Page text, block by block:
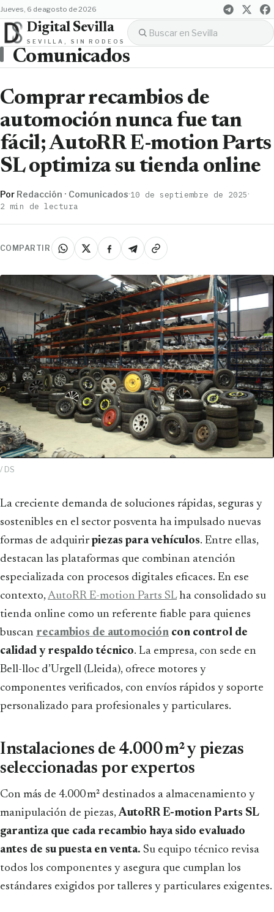
jueves, 6 de agosto de 2026
Digital Sevilla
SEVILLA, SIN RODEOS
Comunicados
Comprar recambios de
automoción nunca fue tan
fácil; AutoRR E-motion Parts
SL optimiza su tienda online
Por Redacción · Comunicados·10 de septiembre de 2025·
2 min de lectura
COMPARTIR
/ DS
La creciente demanda de soluciones rápidas, seguras y
sostenibles en el sector posventa ha impulsado nuevas
formas de adquirirpiezas para vehículos. Entre ellas,
destacan las plataformas que combinan atención
especializada con procesos digitales eficaces. En ese
contexto,AutoRR E-motion Parts SLha consolidado su
tienda online como un referente fiable para quienes
buscan recambios de automoción con control de
calidad y respaldo técnico. La empresa, con sede en
Bell-lloc d’Urgell (Lleida), ofrece motores y
componentes verificados, con envíos rápidos y soporte
personalizado para profesionales y particulares.
Instalaciones de 4.000 m² y piezas
seleccionadas por expertos
Con más de 4.000 m² destinados a almacenamiento y
manipulación de piezas,AutoRR E-motion Parts SL
garantiza que cada recambio haya sido evaluado
antes de su puesta en venta. Su equipo técnico revisa
todos los componentes y asegura que cumplan los
estándares exigidos por talleres y particulares exigentes.